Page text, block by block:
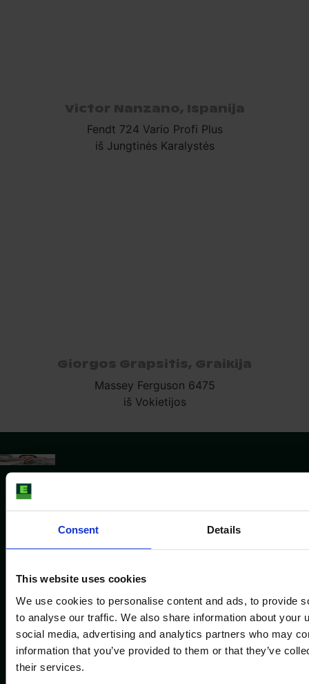
Consent Details
This website uses cookies
We use cookies to personalise content and ads, to provide
to analyse our traffic. We also share information about your
social media, advertising and analytics partners who may
information that you’ve provided to them or that they’ve
their services.
Victor Nanzano, Ispanija
Fendt 724 Vario Profi Plus
iš Jungtinės Karalystės
Giorgos Grapsitis, Graikija
Massey Ferguson 6475
iš Vokietijos